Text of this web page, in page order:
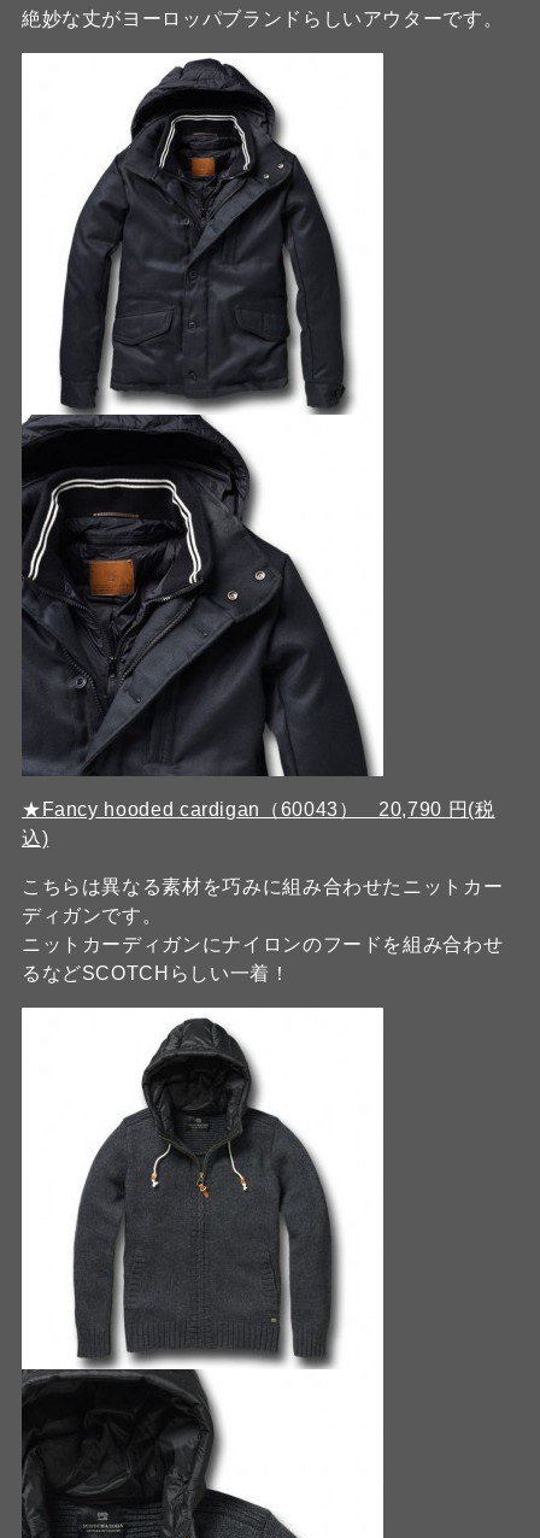
絶妙な丈がヨーロッパブランドらしいアウターです。
★Fancy hooded cardigan（60043） 20,790 円(税
込)
こちらは異なる素材を巧みに組み合わせたニットカー
ディガンです。
ニットカーディガンにナイロンのフードを組み合わせ
るなどSCOTCHらしい一着！